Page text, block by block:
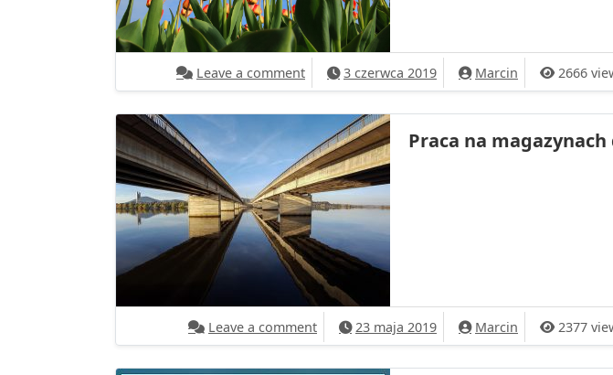
Leave a commenton Pracownik produkcji
3 czerwca 2019 Marcin 2666
Praca na magazynach
Leave a commenton Praca na magazynach dla mężczyzn
23 maja 2019 Marcin 2377